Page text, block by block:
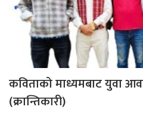
कविताको माध्यमबाट युवा
(क्रान्तिकारी)